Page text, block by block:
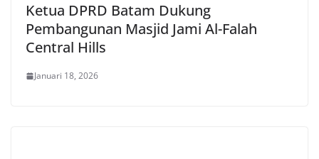
Ketua DPRD Batam Dukung
Pembangunan Masjid Jami Al-Falah
Central Hills
Januari 18, 2026